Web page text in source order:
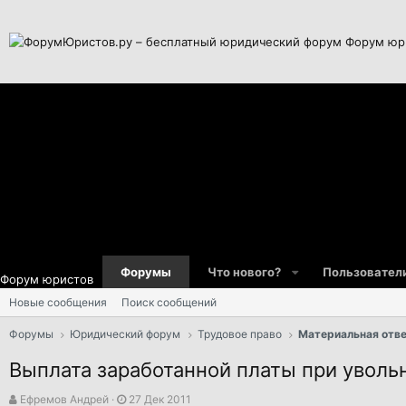
Форум
Форум юристов Форумы Что нового?
Новые сообщения Поиск сообщений
Форумы Юридический форум Трудовое право Материальная
Выплата заработанной платы при
А
Ефремов Андрей
Д
27 Дек 2011